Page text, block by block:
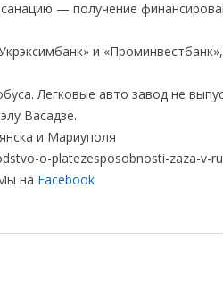
— получение
и
Легковые авто завод не
Васадзе.
и Мариуполя
o-platezesposobnosti-zaza-v-
на Facebook